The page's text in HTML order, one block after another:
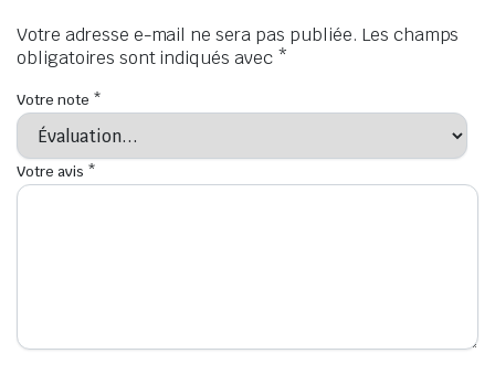
Votre adresse e-mail ne sera pas publiée. Les champs
obligatoires sont indiqués avec *
Votre note *
Votre avis *